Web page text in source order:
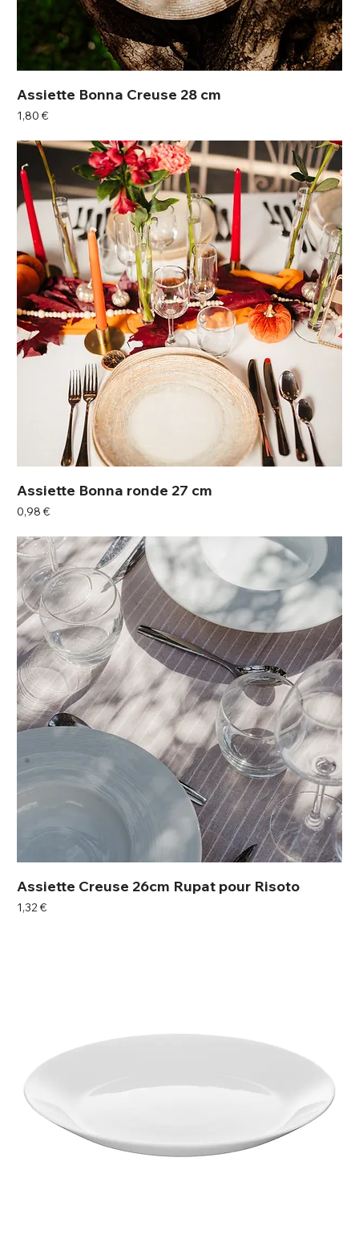
Assiette Bonna Creuse 28 cm
Prix
1,80 €
Assiette Bonna ronde 27 cm
Prix
0,98 €
Assiette Creuse 26cm Rupat pour Risoto
Prix
1,32 €